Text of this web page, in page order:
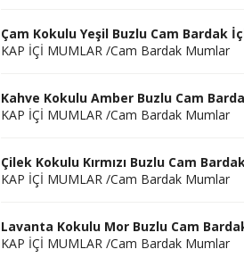
Çam Kokulu Yeşil Buzlu Cam Bardak
KAP İÇİ MUMLAR /Cam Bardak Mumlar
Kahve Kokulu Amber Buzlu Cam
KAP İÇİ MUMLAR /Cam Bardak Mumlar
Çilek Kokulu Kırmızı Buzlu Cam
KAP İÇİ MUMLAR /Cam Bardak Mumlar
Lavanta Kokulu Mor Buzlu Cam
KAP İÇİ MUMLAR /Cam Bardak Mumlar